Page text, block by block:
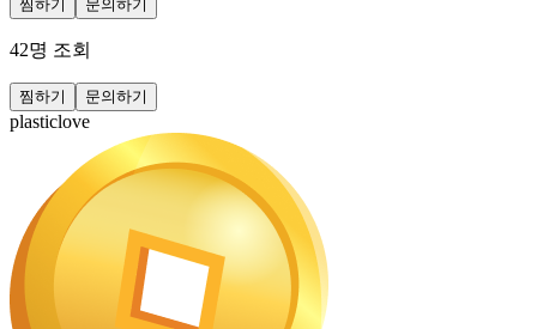
찜하기 문의하기
42명 조회
찜하기 문의하기
plasticlove